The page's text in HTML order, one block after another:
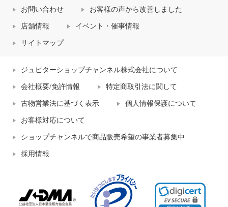
お問い合わせ お客様の声から改善しました
店舗情報 イベント・催事情報
サイトマップ
ジュピターショップチャンネル株式会社について
会社概要/免許情報 特定商取引法に関して
古物営業法に基づく表示 個人情報保護について
お客様対応について
ショップチャンネルで商品販売希望の事業者募集中
採用情報